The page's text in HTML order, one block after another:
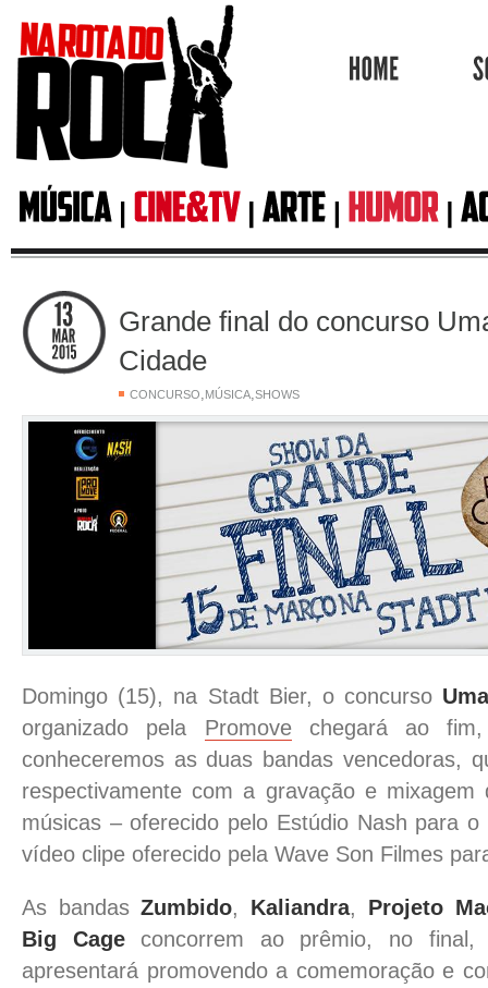
Grande final do concurso
Cidade
CONCURSO,MÚSICA,SHOWS
Domingo (15), na Stadt Bier, o concurso
organizado pela Promovechegará ao fim
conheceremos as duas bandas vencedoras,
respectivamente com a gravação e
músicas – oferecido pelo Estúdio Nash para
vídeo clipe oferecido pela Wave Son Filmes
As bandasZumbido, Kaliandra, Projeto
Big Cage concorrem ao prêmio, no
apresentará promovendo a comemoração e